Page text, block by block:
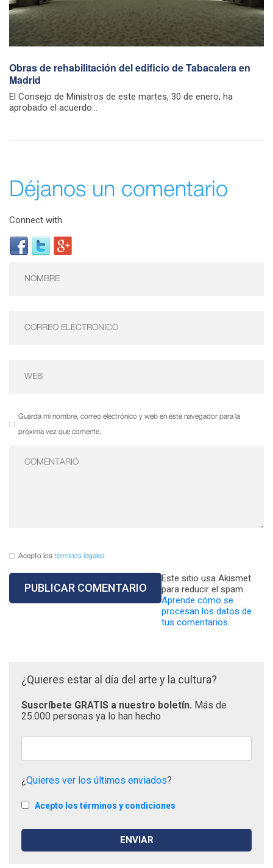
Obras de rehabilitación del edificio de Tabacalera en
Madrid
El Consejo de Ministros de este martes, 30 de enero, ha
aprobado el acuerdo...
Déjanos un comentario
Connect with
Guarda mi nombre, correo electrónico y web en este navegador para la
próxima vez que comente.
Acepto los términos legales
Este sitio usa Akismet
para reducir el spam.
Aprende cómo se
procesan los datos de
tus comentarios.
¿Quieres estar al día del arte y la cultura?
Suscríbete GRATIS a nuestro boletín. Más de
25.000 personas ya lo han hecho
¿Quieres ver los últimos enviados?
Acepto los términos y condiciones